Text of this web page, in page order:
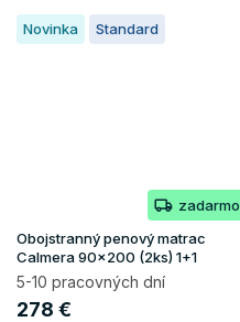
Novinka Standard
zadarmo
Obojstranný penový matrac
Calmera 90x200 (2ks) 1+1
5-10 pracovných dní
278 €